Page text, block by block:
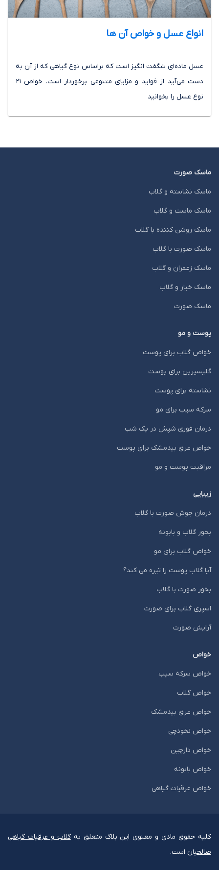
انواع عسل و خواص آن ها
عسل ماده‌ای شگفت انگیز است که براساس نوع گیاهی که از آن به
دست می‌آید از فواید و مزایای متنوعی برخوردار است. خواص 21
نوع عسل را بخوانید
ماسک صورت
ماسک نشاسته و گلاب
ماسک ماست و گلاب
ماسک روشن کننده با گلاب
ماسک صورت با گلاب
ماسک زعفران و گلاب
ماسک خیار و گلاب
ماسک صورت
پوست و مو
خواص گلاب برای پوست
گلیسیرین برای پوست
نشاسته برای پوست
سرکه سیب برای مو
درمان فوری شپش در یک شب
خواص عرق بیدمشک برای پوست
مراقبت پوست و مو
زیبایی
درمان جوش صورت با گلاب
بخور گلاب و بابونه
خواص گلاب برای مو
آیا گلاب پوست را تیره می کند؟
بخور صورت با گلاب
اسپری گلاب برای صورت
آرایش صورت
خواص
خواص سرکه سیب
خواص گلاب
خواص عرق بیدمشک
خواص نخودچی
خواص دارچین
خواص بابونه
خواص عرقیات گیاهی
کلیه حقوق مادی و معنوی این بلاگ متعلق بهگلاب و عرقیات گیاهی
صالحیان است.